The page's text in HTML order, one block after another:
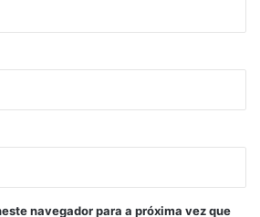
navegador para a próxima vez que